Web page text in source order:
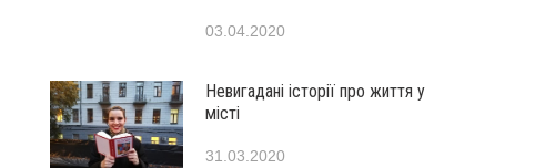
03.04.2020
Невигадані історії про життя у
місті
31.03.2020